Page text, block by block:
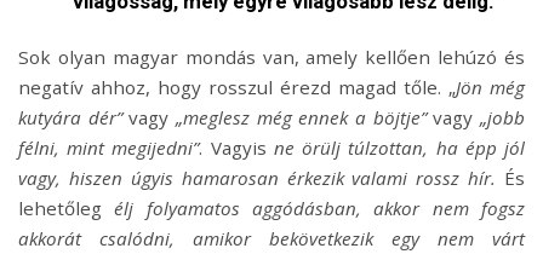
Sok olyan magyar mondás van, amely kellően lehúzó és
negatív ahhoz, hogy rosszul érezd magad tőle. „Jön még
kutyára dér”vagy„meglesz még ennek a böjtje”vagy„jobb
félni, mint megijedni”. Vagyis ne örülj túlzottan, ha épp jól
vagy, hiszen úgyis hamarosan érkezik valami rossz hír. És
lehetőlegélj folyamatos aggódásban, akkor nem fogsz
akkorát csalódni, amikor bekövetkezik egy nem várt